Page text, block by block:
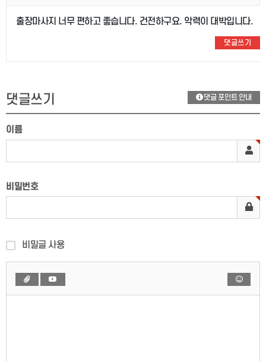
출장마사지 너무 편하고 좋습니다. 건전하구요. 악력이 대박입니다.
댓글쓰기
댓글쓰기 댓글 포인트 안내
이름
비밀번호
비밀글 사용